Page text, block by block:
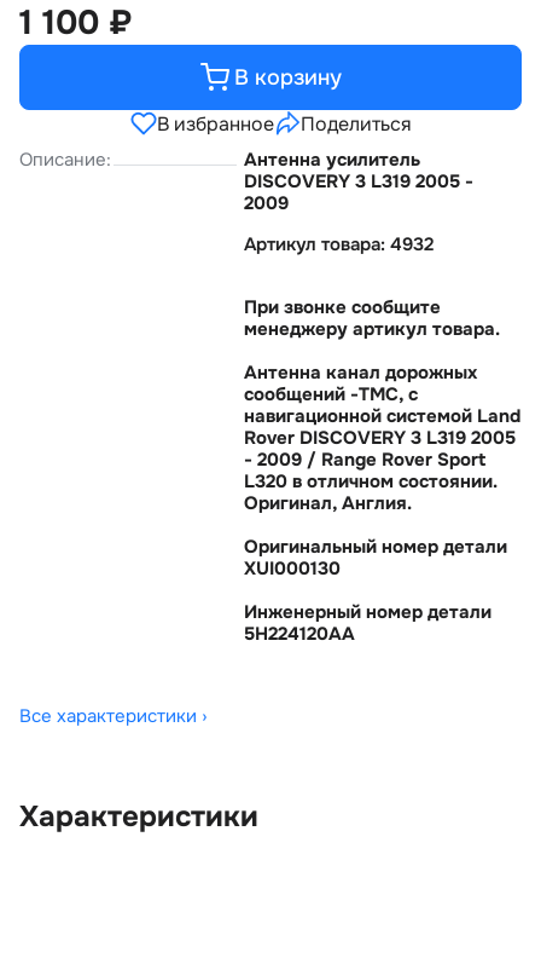
1 100 ₽
В корзину
В избранное Поделиться
Описание:
Антенна усилитель
DISCOVERY 3 L319 2005 -
2009
Артикул товара: 4932
При звонке сообщите
менеджеру артикул товара.
Антенна канал дорожных
сообщений -TMC, с
навигационной системой Land
Rover DISCOVERY 3 L319 2005
- 2009 / Range Rover Sport
L320 в отличном состоянии.
Оригинал, Англия.
Оригинальный номер детали
XUI000130
Инженерный номер детали
5H224120AA
Все характеристики ›
Характеристики